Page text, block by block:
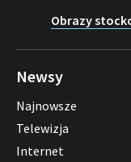
Obrazy
Newsy
Najnowsze
Telewizja
Internet